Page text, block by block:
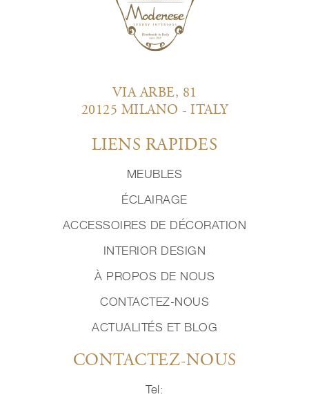
VIA ARBE, 81
20125 MILANO - ITALY
LIENS RAPIDES
MEUBLES
ÉCLAIRAGE
ACCESSOIRES DE DÉCORATION
INTERIOR DESIGN
À PROPOS DE NOUS
CONTACTEZ-NOUS
ACTUALITÉS ET BLOG
CONTACTEZ-NOUS
Tel: